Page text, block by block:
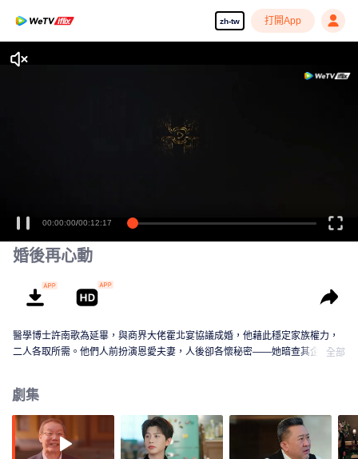
zh-tw 打開App
00:00:00/00:12:17
婚後再心動
醫學博士許南歌為延畢，與商界大佬霍北宴協議成婚，他藉此穩定家族權力，
二人各取所需。他們人前扮演恩愛夫妻，人後卻各懷秘密——她暗查其企業，
全部
劇集